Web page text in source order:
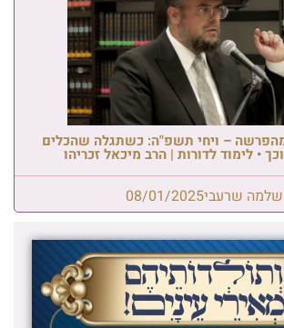
מהפרשה – ויחי תשפ"ה: כשתגלה שהכלים
• לימוד לדורות | הרב מיכאל זכריהו
שלמה שרעבי08/01/2025